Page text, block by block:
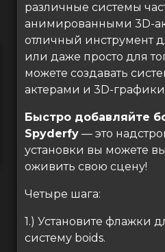
различные системы
анимированными 3D-
отличный инструмент
или даже просто для
можете создавать
актерами и 3D-
Быстро добавляйте
Spyderfy — это
установки вы можете
оживить свою сцену!
Четыре шага:
1.) Установите флажки
систему boids.